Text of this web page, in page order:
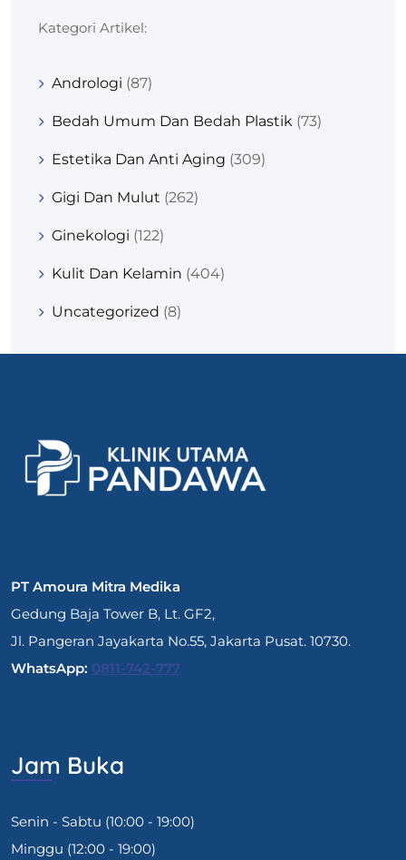
Kategori Artikel:
Andrologi (87)
Bedah Umum Dan Bedah Plastik (73)
Estetika Dan Anti Aging (309)
Gigi Dan Mulut (262)
Ginekologi (122)
Kulit Dan Kelamin (404)
Uncategorized (8)
PT Amoura Mitra Medika
Gedung Baja Tower B, Lt. GF2,
Jl. Pangeran Jayakarta No.55, Jakarta Pusat. 10730.
WhatsApp: 0811-742-777
Jam Buka
Senin - Sabtu (10:00 - 19:00)
Minggu (12:00 - 19:00)